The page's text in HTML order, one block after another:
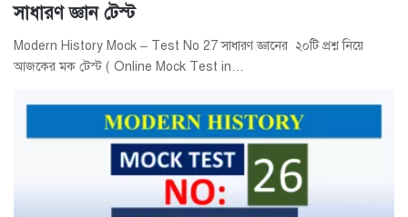
সাধারণ জ্ঞান টেস্ট
Modern History Mock – Test No 27 সাধারণ জ্ঞানের ২০টি প্রশ্ন নিয়ে
আজকের মক টেস্ট ( Online Mock Test in…